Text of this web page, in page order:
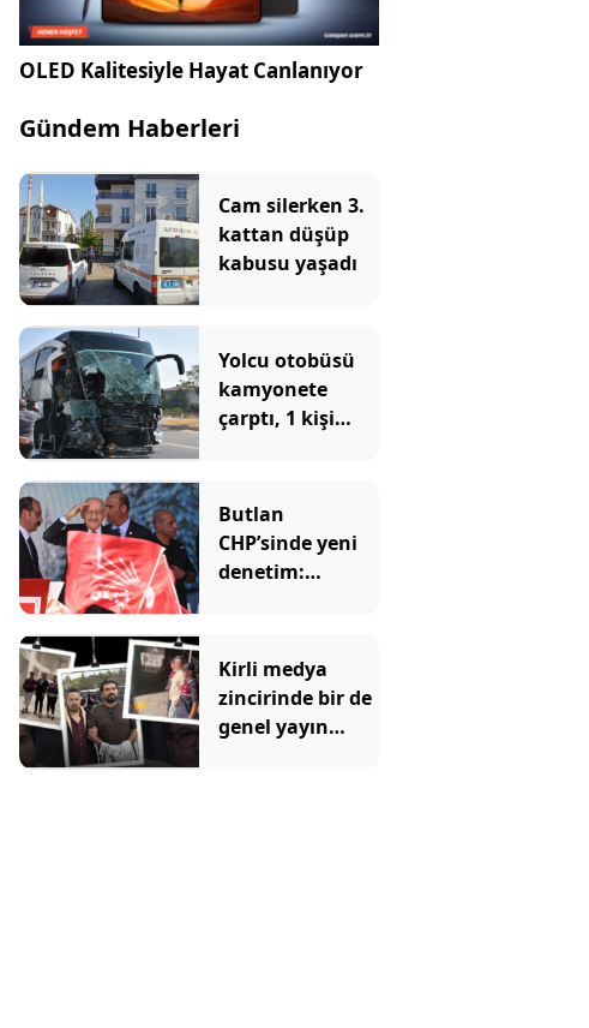
OLED Kalitesiyle Hayat Canlanıyor
Gündem Haberleri
Cam silerken 3.
kattan düşüp
kabusu yaşadı
Yolcu otobüsü
kamyonete
çarptı, 1 kişi
Butlan
CHP’sinde yeni
denetim:
Kirli medya
zincirinde bir de
genel yayın